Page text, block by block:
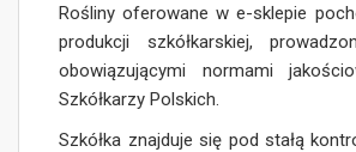
Rośliny oferowane w e-sklepie
produkcji szkółkarskiej,
obowiązującymi normami
Szkółkarzy Polskich.
Szkółka znajduje się pod stałą